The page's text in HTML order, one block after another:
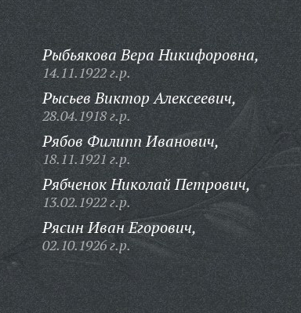
Рыбьякова Вера Никифоровна,
14.11.1922 г.р.
Рысьев Виктор Алексеевич,
28.04.1918 г.р.
Рябов Филипп Иванович,
18.11.1921 г.р.
Рябченок Николай Петрович,
13.02.1922 г.р.
Рясин Иван Егорович,
02.10.1926 г.р.